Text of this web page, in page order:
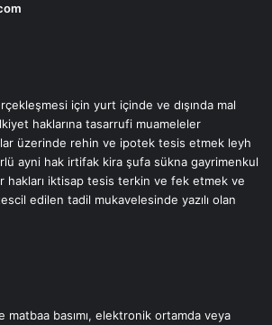
için yurt içinde ve dışında mal
haklarına tasarrufi muameleler
üzerinde rehin ve ipotek tesis etmek leyh
ayni hak irtifak kira şufa sükna gayrimenkul
hakları iktisap tesis terkin ve fek etmek ve
edilen tadil mukavelesinde yazılı olan
matbaa basımı, elektronik ortamda veya